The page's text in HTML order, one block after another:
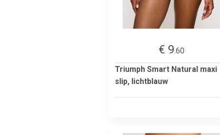
€ 9.60
Triumph Smart Natural maxi
slip, lichtblauw